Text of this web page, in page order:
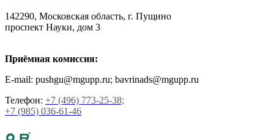
142290, Московская область, г. Пущино
проспект Науки, дом 3
Приёмная комиссия:
E-mail: pushgu@mgupp.ru; bavrinads@mgupp.ru
Телефон: +7 (496) 773-25-38;
+7 (985) 036-61-46